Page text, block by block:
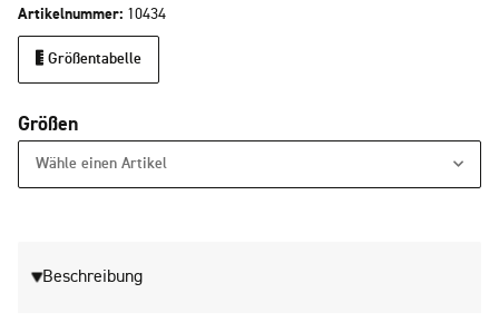
Artikelnummer: 10434
Größentabelle
Größen
Wähle einen Artikel
Beschreibung